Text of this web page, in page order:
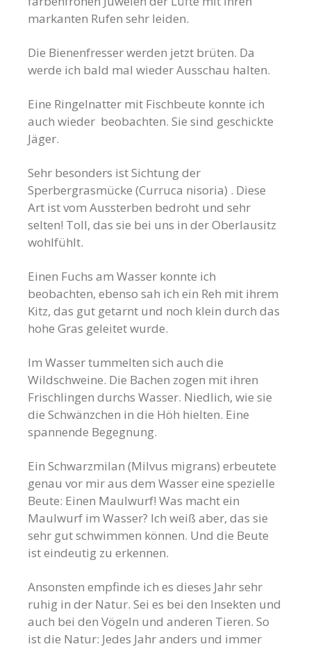
markanten Rufen sehr leiden.
Die Bienenfresser werden jetzt brüten. Da
werde ich bald mal wieder Ausschau halten.
Eine Ringelnatter mit Fischbeute konnte ich
auch wieder beobachten. Sie sind geschickte
Jäger.
Sehr besonders ist Sichtung der
Sperbergrasmücke (Curruca nisoria) . Diese
Art ist vom Aussterben bedroht und sehr
selten! Toll, das sie bei uns in der Oberlausitz
wohlfühlt.
Einen Fuchs am Wasser konnte ich
beobachten, ebenso sah ich ein Reh mit ihrem
Kitz, das gut getarnt und noch klein durch das
hohe Gras geleitet wurde.
Im Wasser tummelten sich auch die
Wildschweine. Die Bachen zogen mit ihren
Frischlingen durchs Wasser. Niedlich, wie sie
die Schwänzchen in die Höh hielten. Eine
spannende Begegnung.
Ein Schwarzmilan (Milvus migrans) erbeutete
genau vor mir aus dem Wasser eine spezielle
Beute: Einen Maulwurf! Was macht ein
Maulwurf im Wasser? Ich weiß aber, das sie
sehr gut schwimmen können. Und die Beute
ist eindeutig zu erkennen.
Ansonsten empfinde ich es dieses Jahr sehr
ruhig in der Natur. Sei es bei den Insekten und
auch bei den Vögeln und anderen Tieren. So
ist die Natur: Jedes Jahr anders und immer